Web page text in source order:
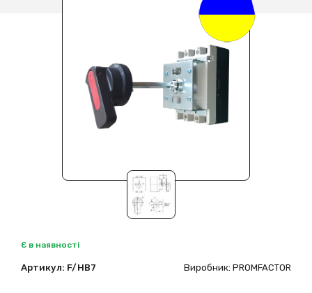
Є в наявності
Артикул: F/HB7 Виробник: PROMFACTOR